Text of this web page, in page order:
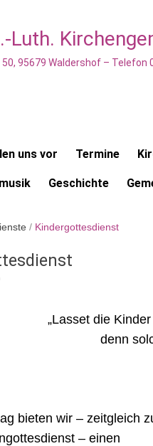
Luth.
50, 95679 Waldershof –
uns vor Termine
Geschichte
/ Kindergottesdienst
„Lasset die
denn
bieten wir – zeitgleich
– einen